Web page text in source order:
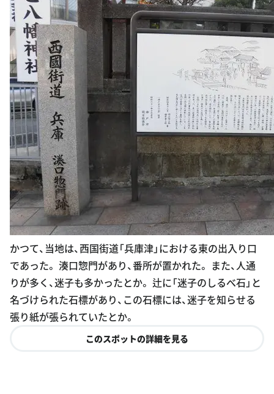
かつて、当地は、西国街道「兵庫津」における東の出入り口
であった。 湊口惣門があり、番所が置かれた。 また、人通
りが多く、迷子も多かったとか。 辻に「迷子のしるべ石」と
名づけられた石標があり、この石標には、迷子を知らせる
張り紙が張られていたとか。
このスポットの詳細を見る